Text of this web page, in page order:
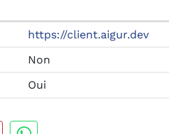
https://client.aigur.dev
Non
Oui